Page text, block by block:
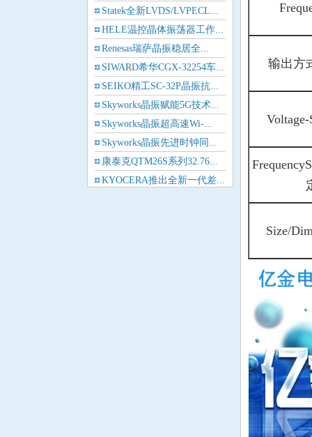
AEK晶振
AEL晶振
Cardinal晶振
Crystek晶振
Euroquartz晶振
Frequency晶振
Statek全新LVDS/LVPECL...
HELE温控晶体振荡器工作...
Renesas瑞萨晶振稳居全...
SIWARD希华CGX-32254车...
SEIKO精工SC-32P晶振抗...
Skyworks晶振赋能5G技术...
Skyworks晶振超高速Wi-...
Skyworks晶振先进时钟同...
康泰克QTM26S系列32.76...
KYOCERA推出全新一代差...
输出方
Size/